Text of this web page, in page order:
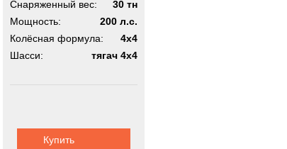
Снаряженный вес:
30 тн
Мощность:
200 л.с.
Колёсная формула:
4x4
Шасси:
тягач 4х4
Купить